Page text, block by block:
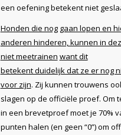
een oefening betekent niet
Honden die nog gaan lopen en
anderen hinderen, kunnen in
niet meetrainen want dit
betekent duidelijk dat ze er nog
voor zijn. Zij kunnen trouwens
slagen op de officiële proef. Om
in een brevetproef moet je 70%
punten halen (en geen “0”) om